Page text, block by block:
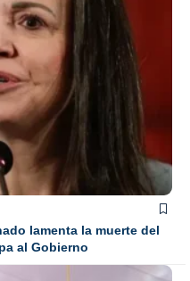
lamenta la muerte del
al Gobierno